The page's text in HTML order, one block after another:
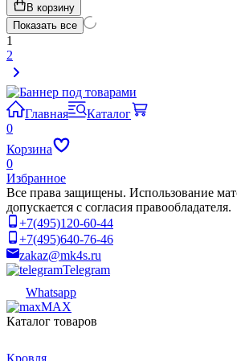
В корзину
Показать все
1
2
Главная
Каталог
0
Корзина
0
Избранное
Все права защищены. Использование
допускается с согласия правообладателя.
+7(495)120-60-44
+7(495)640-76-46
zakaz@mk4s.ru
Telegram
Whatsapp
MAX
Каталог товаров
Кровля